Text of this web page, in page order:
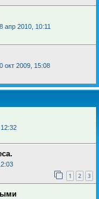
апр 2010, 10:11
окт 2009, 15:08
1 2 3